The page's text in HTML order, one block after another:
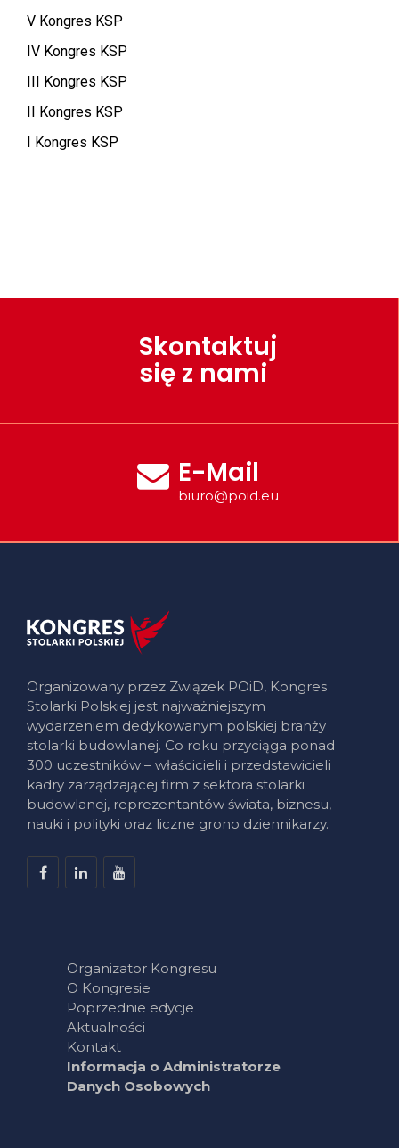
V Kongres KSP
IV Kongres KSP
III Kongres KSP
II Kongres KSP
I Kongres KSP
Skontaktuj
się z nami
E-Mail
biuro@poid.eu
Organizowany przez Związek POiD, Kongres
Stolarki Polskiej jest najważniejszym
wydarzeniem dedykowanym polskiej branży
stolarki budowlanej. Co roku przyciąga ponad
300 uczestników – właścicieli i przedstawicieli
kadry zarządzającej firm z sektora stolarki
budowlanej, reprezentantów świata, biznesu,
nauki i polityki oraz liczne grono dziennikarzy.
Organizator Kongresu
O Kongresie
Poprzednie edycje
Aktualności
Kontakt
Informacja o Administratorze
Danych Osobowych